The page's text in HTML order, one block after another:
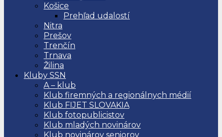
Košice
Prehľad udalostí
Nitra
Prešov
Trenčín
Trnava
Žilina
Kluby SSN
A – klub
Klub firemných a regionálnych médií
Klub FIJET SLOVAKIA
Klub fotopublicistov
Klub mladých novinárov
Klub novinárov seniorov